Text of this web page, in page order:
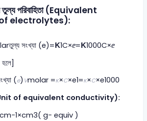
তুল্য পরিবাহিতা (Equivalent
electrolytes):
সংখ্যা (e)=Κ1C×ⅇ=Κ1000C×ⅇ
(e) Vmolar ​​=κ×C×e1​=κ×C×e1000​
of equivalent conductivity):
g− equiv )